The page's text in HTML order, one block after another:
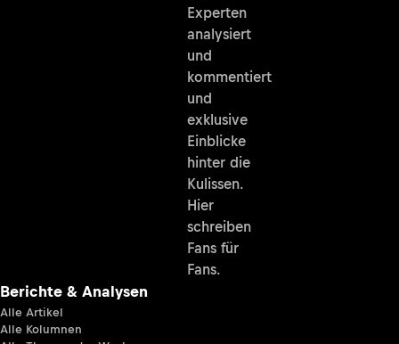
Experten
analysiert
und
kommentiert
und
exklusive
Einblicke
hinter die
Kulissen.
Hier
schreiben
Fans für
Fans.
Berichte & Analysen
Alle Artikel
Alle Kolumnen